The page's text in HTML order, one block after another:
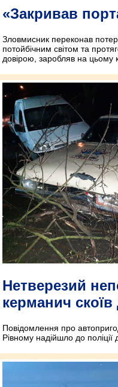
«Закривав
Зловмисник переконав
потойбічним світом та
довірою, заробляв на цьому
Нетверезий
керманич
Повідомлення про
Рівному надійшло до поліції